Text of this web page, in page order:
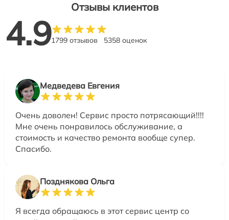
Отзывы клиентов
4.91799 отзывов 5358 оценок
Медведева Евгения
Очень доволен! Сервис просто потрясающий!!!!
Мне очень понравилось обслуживание, а
стоимость и качество ремонта вообще супер.
Спасибо.
Позднякова Ольга
Я всегда обращаюсь в этот сервис центр со